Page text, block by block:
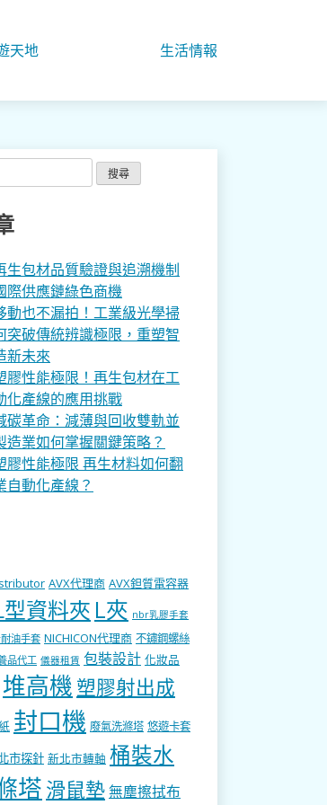
天地 生活情報
生包材品質驗證與追溯機制
際供應鏈綠色商機
動也不漏拍！工業級光學掃
突破傳統辨識極限，重塑智
新未來
膠性能極限！再生包材在工
化產線的應用挑戰
碳革命：減薄與回收雙軌並
造業如何掌握關鍵策略？
膠性能極限 再生材料如何翻
自動化產線？
AVX代理商 AVX鉭質電容器
型資料夾 L夾 nbr乳膠手套
油手套 NICHICON代理商 不鏽鋼螺絲
品代工 儀器租賃 包裝設計 化妝品
堆高機 塑膠射出成
封口機 廢氣洗滌塔 悠遊卡套
市探針 新北市轉軸 桶裝水
塔 滑鼠墊無塵擦拭布